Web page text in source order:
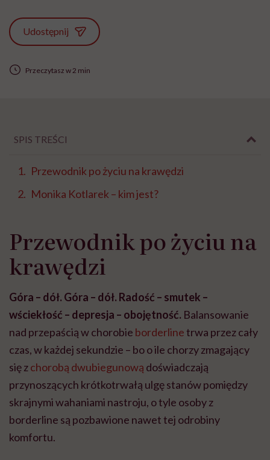
Udostępnij
Przeczytasz w 2 min
SPIS TREŚCI
Przewodnik po życiu na krawędzi
Monika Kotlarek – kim jest?
Przewodnik po życiu na
krawędzi
Góra – dół. Góra – dół. Radość – smutek –
wściekłość – depresja – obojętność. Balansowanie
nad przepaścią w chorobie borderlinetrwa przez cały
czas, w każdej sekundzie – bo o ile chorzy zmagający
się zchorobą dwubiegunową doświadczają
przynoszących krótkotrwałą ulgę stanów pomiędzy
skrajnymi wahaniami nastroju, o tyle osoby z
borderline są pozbawione nawet tej odrobiny
komfortu.